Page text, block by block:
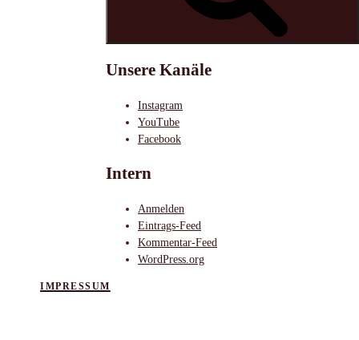
Unsere Kanäle
Instagram
YouTube
Facebook
Intern
Anmelden
Eintrags-Feed
Kommentar-Feed
WordPress.org
IMPRESSUM